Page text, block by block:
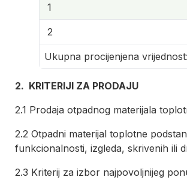
1
2
Ukupna procijenjena vrijednost:
2. KRITERIJI ZA PRODAJU
2.1 Prodaja otpadnog materijala
2.2 Otpadni materijal toplotne
funkcionalnosti, izgleda, skrivenih ili
2.3 Kriterij za izbor najpovoljnijeg